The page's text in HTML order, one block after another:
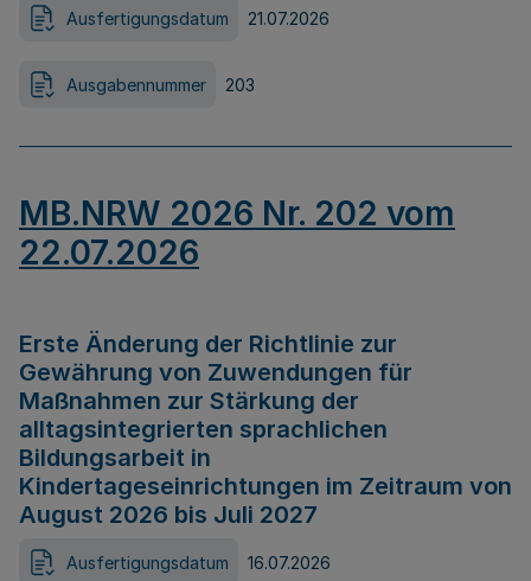
Ausfertigungsdatum 21.07.2026
Ausgabennummer 203
MB.NRW 2026 Nr. 202 vom
22.07.2026
Erste Änderung der Richtlinie zur
Gewährung von Zuwendungen für
Maßnahmen zur Stärkung der
alltagsintegrierten sprachlichen
Bildungsarbeit in
Kindertageseinrichtungen im Zeitraum von
August 2026 bis Juli 2027
Ausfertigungsdatum 16.07.2026